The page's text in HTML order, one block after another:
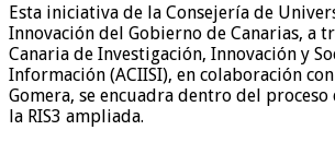
Esta iniciativa de la Consejería de
Innovación del Gobierno de Canarias, a
Canaria de Investigación, Innovación y
Información (ACIISI), en colaboración
Gomera, se encuadra dentro del proceso
la RIS3 ampliada.